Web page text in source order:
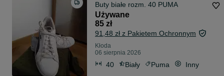
Buty białe rozm. 40 PUMA
Używane
85 zł
91,48 zł z Pakietem Ochronnym
Kłoda
06 sierpnia 2026
40 Biały Puma Inny